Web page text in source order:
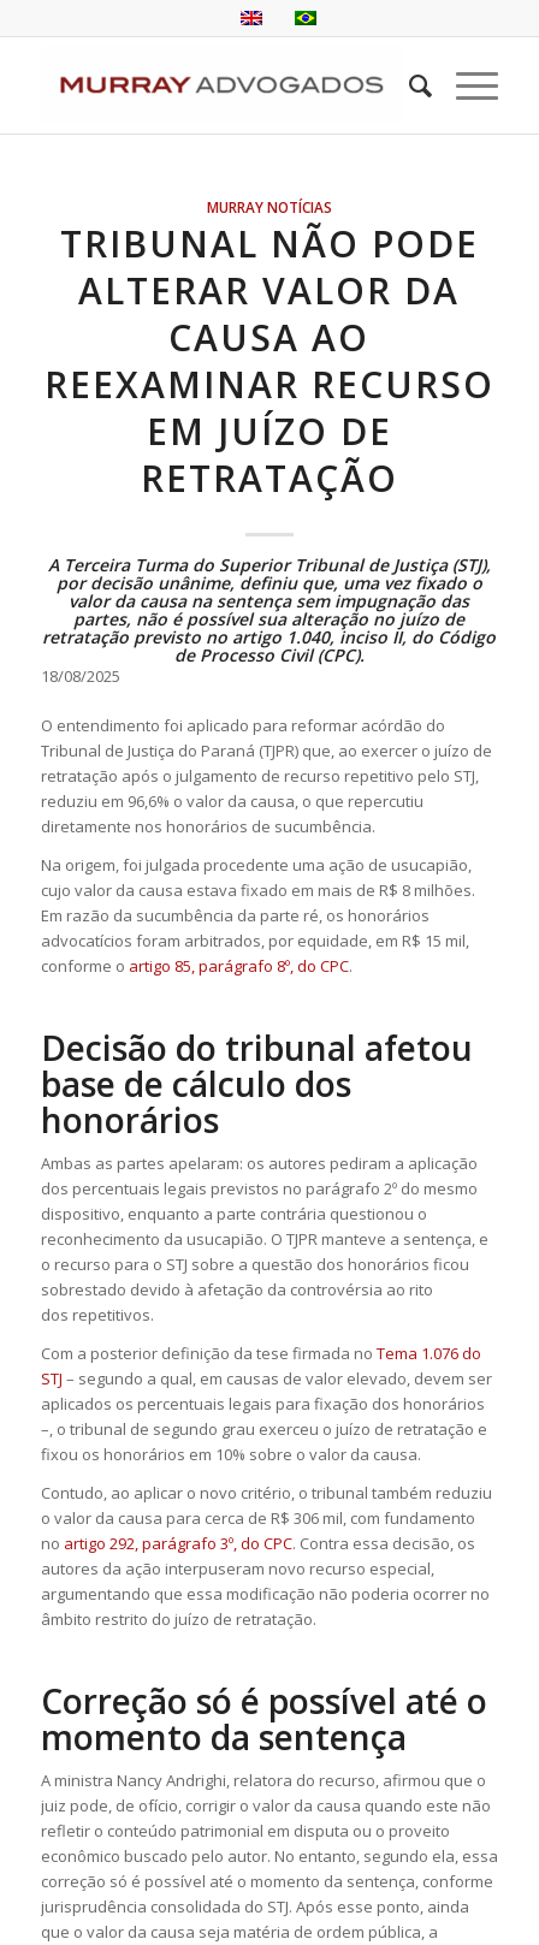
MURRAY NOTÍCIAS
TRIBUNAL NÃO PODE
ALTERAR VALOR DA
CAUSA AO
REEXAMINAR RECURSO
EM JUÍZO DE
RETRATAÇÃO
A Terceira Turma do Superior Tribunal de Justiça (STJ),
por decisão unânime, definiu que, uma vez fixado o
valor da causa nasentençasem impugnação das
partes, não é possível sua alteração no juízo de
retratação previsto no artigo 1.040, inciso II, do Código
de Processo Civil (CPC).
18/08/2025
O entendimento foi aplicado para reformar acórdão do
Tribunal de Justiça do Paraná (TJPR) que, ao exercer o juízo de
retratação após o julgamento de recurso repetitivo pelo STJ,
reduziu em 96,6% o valor da causa, o que repercutiu
diretamente nos honorários de sucumbência.
Na origem, foi julgada procedente uma ação de usucapião,
cujo valor da causa estava fixado em mais de R$ 8 milhões.
Em razão da sucumbência da parte ré, os honorários
advocatícios foram arbitrados, por equidade, em R$ 15 mil,
conforme o artigo 85, parágrafo 8º, do CPC.
Decisão do tribunal afetou
base de cálculo dos
honorários
Ambas as partes apelaram: os autores pediram a aplicação
dos percentuais legais previstos no parágrafo 2º do mesmo
dispositivo, enquanto a parte contrária questionou o
reconhecimento da usucapião. O TJPR manteve a sentença, e
o recurso para o STJ sobre a questão dos honorários ficou
sobrestado devido à afetação da controvérsia ao rito
dos repetitivos.
Com a posterior definição da tese firmada no Tema 1.076 do
STJ – segundo a qual, em causas de valor elevado, devem ser
aplicados os percentuais legais para fixação dos honorários
–, o tribunal de segundo grau exerceu o juízo de retratação e
fixou os honorários em 10% sobre o valor da causa.
Contudo, ao aplicar o novo critério, o tribunal também reduziu
o valor da causa para cerca de R$ 306 mil, com fundamento
no artigo 292, parágrafo 3º, do CPC. Contra essa decisão, os
autores da ação interpuseram novo recurso especial,
argumentando que essa modificação não poderia ocorrer no
âmbito restrito do juízo de retratação.
Correção só é possível até o
momento da sentença
A ministra Nancy Andrighi, relatora do recurso, afirmou que o
juiz pode, de ofício, corrigir o valor da causa quando este não
refletir o conteúdo patrimonial em disputa ou o proveito
econômico buscado pelo autor. No entanto, segundo ela, essa
correção só é possível até o momento da sentença, conforme
jurisprudência consolidada do STJ. Após esse ponto, ainda
que o valor da causa seja matéria de ordem pública, a